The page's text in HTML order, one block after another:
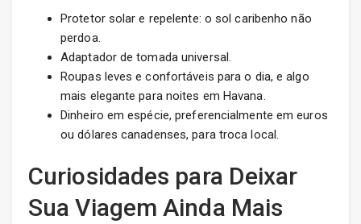
Protetor solar e repelente: o sol caribenho não
perdoa.
Adaptador de tomada universal.
Roupas leves e confortáveis para o dia, e algo
mais elegante para noites em Havana.
Dinheiro em espécie, preferencialmente em euros
ou dólares canadenses, para troca local.
Curiosidades para Deixar
Sua Viagem Ainda Mais